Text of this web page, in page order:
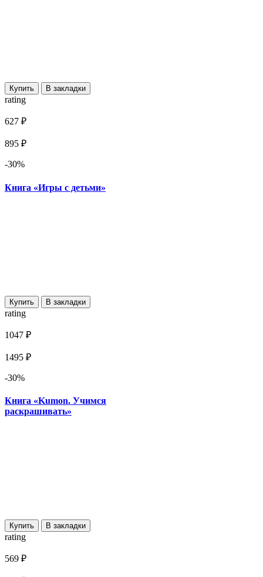
Купить В закладки
rating
627 ₽
895 ₽
-30%
Книга «Игры с детьми»
Купить В закладки
rating
1047 ₽
1495 ₽
-30%
Книга «Kumon. Учимся
раскрашивать»
Купить В закладки
rating
569 ₽